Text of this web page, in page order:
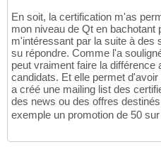
En soit, la certification m'as
mon niveau de Qt en bachotant
m'intéressant par la suite à des
su répondre. Comme l'a
peut vraiment faire la différence
candidats. Et elle permet
a créé une mailing list des
des news ou des offres
exemple un promotion de 50